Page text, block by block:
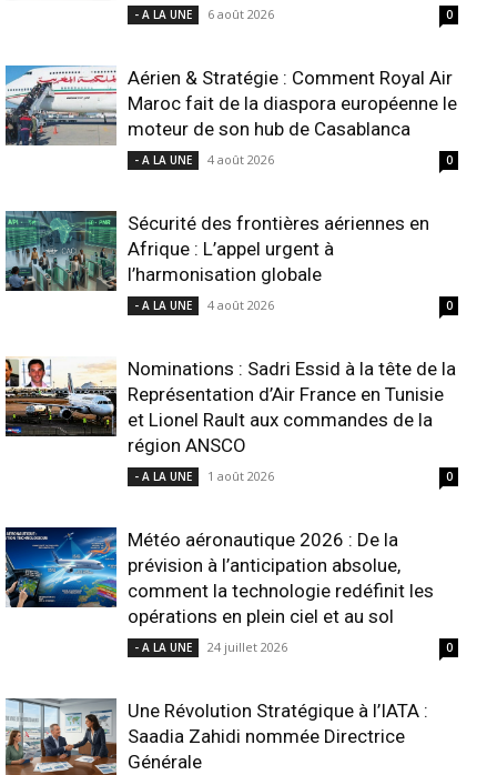
- A LA UNE 6 août 2026 0
Aérien & Stratégie : Comment Royal Air
Maroc fait de la diaspora européenne le
moteur de son hub de Casablanca
- A LA UNE 4 août 2026 0
Sécurité des frontières aériennes en
Afrique : L’appel urgent à
l’harmonisation globale
- A LA UNE 4 août 2026 0
Nominations : Sadri Essid à la tête de la
Représentation d’Air France en Tunisie
et Lionel Rault aux commandes de la
région ANSCO
- A LA UNE 1 août 2026 0
Météo aéronautique 2026 : De la
prévision à l’anticipation absolue,
comment la technologie redéfinit les
opérations en plein ciel et au sol
- A LA UNE 24 juillet 2026 0
Une Révolution Stratégique à l’IATA :
Saadia Zahidi nommée Directrice
Générale